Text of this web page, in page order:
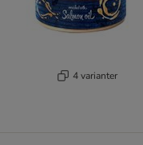
4 varianter